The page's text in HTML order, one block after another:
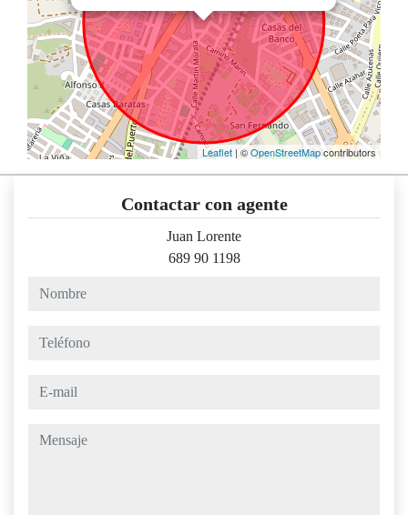
Leaflet | ©OpenStreetMapcontributors
Contactar con agente
Juan Lorente
689 90 1198
nombre
teléfono
e-mail
mensaje